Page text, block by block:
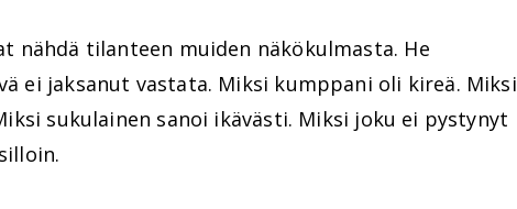
nähdä tilanteen muiden näkökulmasta. He
ei jaksanut vastata. Miksi kumppani oli kireä. Miksi
sukulainen sanoi ikävästi. Miksi joku ei pystynyt